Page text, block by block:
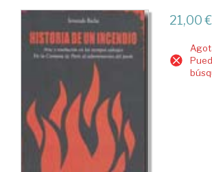
21,00 €